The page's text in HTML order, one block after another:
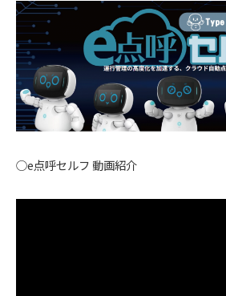
○e点呼セルフ 動画紹介